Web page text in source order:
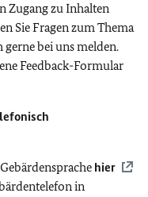
Zugang zu Inhalten
Sie Fragen zum Thema
gerne bei uns melden.
Feedback-Formular
hier
in